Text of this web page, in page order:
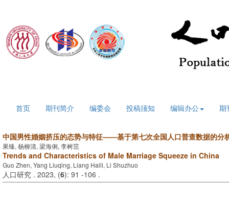
首页 期刊简介 编委会 投稿须知 编辑办公 期
中国男性婚姻挤压的态势与特征——基于第七次全国人口普查数据的分
果臻, 杨柳清, 梁海俐, 李树茁
Trends and Characteristics of Male Marriage Squeeze in China
Guo Zhen, Yang Liuqing, Liang Haili, Li Shuzhuo
人口研究 . 2023, (6): 91 -106 .